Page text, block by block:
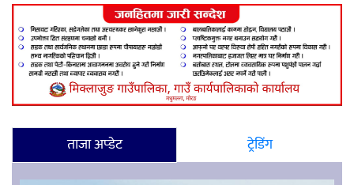
ताजा अप्डेट ट्रेडिंग